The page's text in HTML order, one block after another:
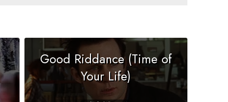
Good Riddance (Time of
Your Life)